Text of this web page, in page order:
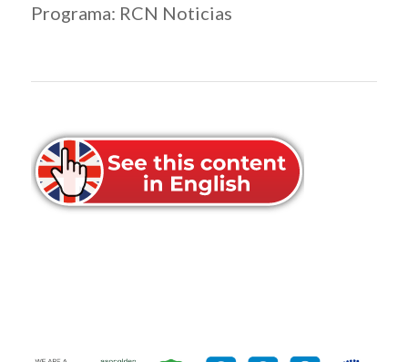
Programa: RCN Noticias